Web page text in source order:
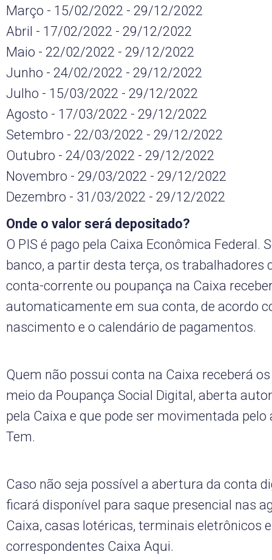
Março - 15/02/2022 - 29/12/2022
Abril - 17/02/2022 - 29/12/2022
Maio - 22/02/2022 - 29/12/2022
Junho - 24/02/2022 - 29/12/2022
Julho - 15/03/2022 - 29/12/2022
Agosto - 17/03/2022 - 29/12/2022
Setembro - 22/03/2022 - 29/12/2022
Outubro - 24/03/2022 - 29/12/2022
Novembro - 29/03/2022 - 29/12/2022
Dezembro - 31/03/2022 - 29/12/2022
Onde o valor será depositado?
O PIS é pago pela Caixa Econômica Federal.
banco, a partir desta terça, os trabalhadores
conta-corrente ou poupança na Caixa
automaticamente em sua conta, de acordo
nascimento e o calendário de pagamentos.
Quem não possui conta na Caixa receberá
meio da Poupança Social Digital, aberta
pela Caixa e que pode ser movimentada
Tem.
Caso não seja possível a abertura da conta
ficará disponível para saque presencial nas
Caixa, casas lotéricas, terminais eletrônicos e
correspondentes Caixa Aqui.